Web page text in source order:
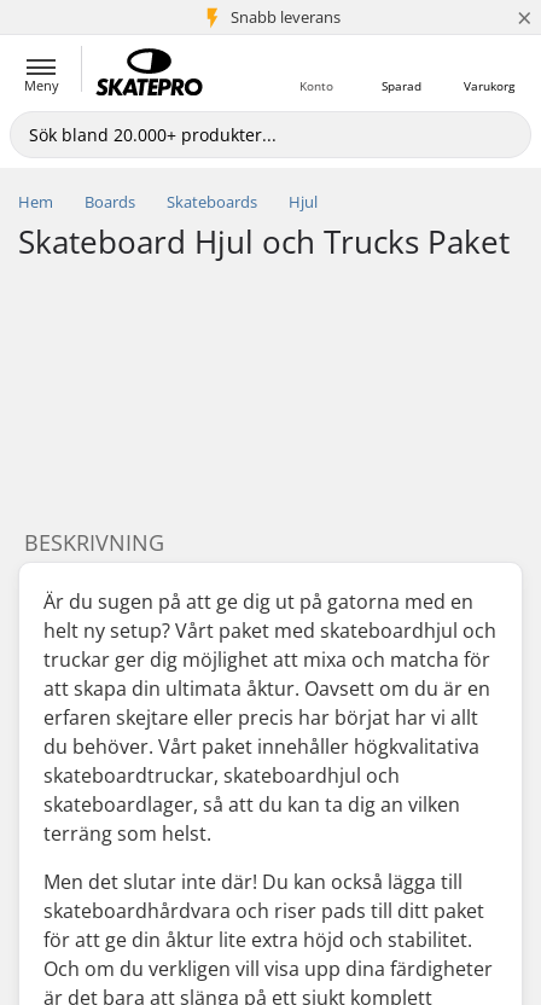
Snabb leverans
5+ milj. kunder ×
Meny Varukorg
Sparad
Konto
Hem Boards Skateboards Hjul
Skateboard Hjul och Trucks Paket
BESKRIVNING
Är du sugen på att ge dig ut på gatorna med en
helt ny setup? Vårt paket med skateboardhjul och
truckar ger dig möjlighet att mixa och matcha för
att skapa din ultimata åktur. Oavsett om du är en
erfaren skejtare eller precis har börjat har vi allt
du behöver. Vårt paket innehåller högkvalitativa
skateboardtruckar, skateboardhjul och
skateboardlager, så att du kan ta dig an vilken
terräng som helst.
Men det slutar inte där! Du kan också lägga till
skateboardhårdvara och riser pads till ditt paket
för att ge din åktur lite extra höjd och stabilitet.
Och om du verkligen vill visa upp dina färdigheter
är det bara att slänga på ett sjukt komplett